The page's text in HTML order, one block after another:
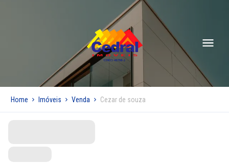
Home Imóveis Venda Cezar de souza